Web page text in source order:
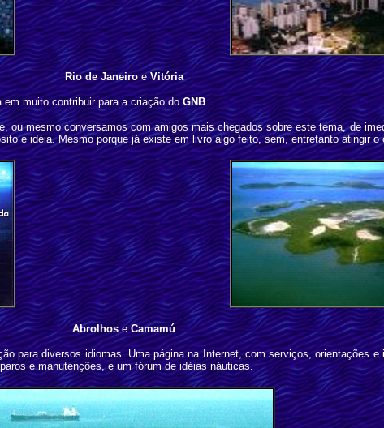
Riode Janeiroe Vitória
muito contribuir para a criação do GNB.
ou mesmo conversamos com amigos mais chegados sobre este tema, de
e idéia. Mesmo porque já existe em livro algo feito, sem, entretanto atingir
AbrolhoseCamamú
para diversos idiomas. Uma página na Internet, com serviços, orientações
e manutenções, e um fórum de idéias náuticas.